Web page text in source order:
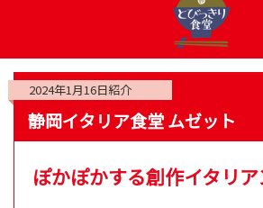
2024年1月16日紹介
静岡イタリア食堂 ムゼット
ぽかぽかする創作イタリア